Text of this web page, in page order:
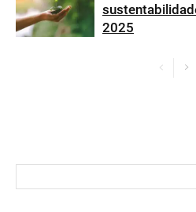
2025